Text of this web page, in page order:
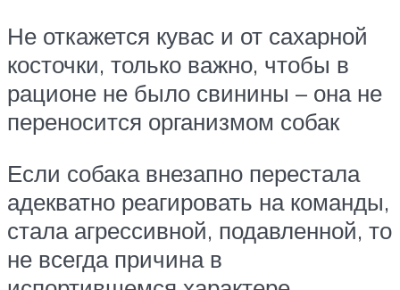
Не откажется кувас и от сахарной
косточки, только важно, чтобы в
рационе не было свинины – она не
переносится организмом собак
Если собака внезапно перестала
адекватно реагировать на команды,
стала агрессивной, подавленной, то
не всегда причина в